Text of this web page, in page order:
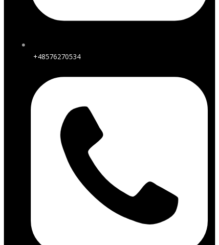
+48576270534